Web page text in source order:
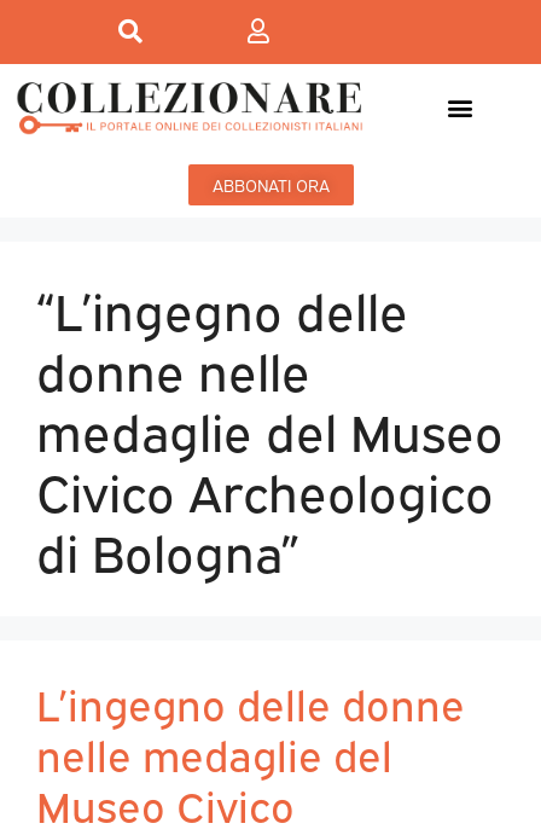
ABBONATI ORA
“L’ingegno delle
donne nelle
medaglie del Museo
Civico Archeologico
di Bologna”
L’ingegno delle donne
nelle medaglie del
Museo Civico